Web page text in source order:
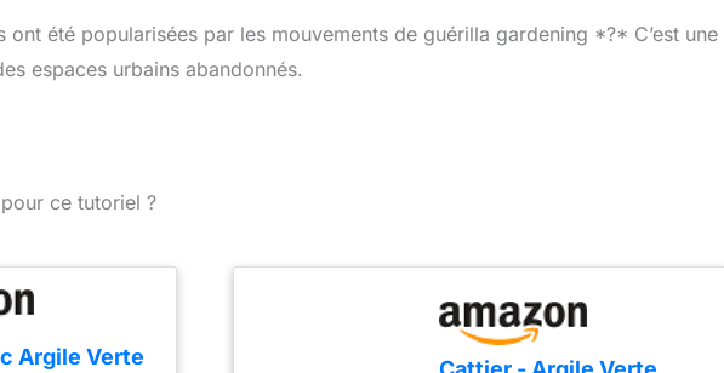
été popularisées par les mouvements de guérilla gardening *?* C’est une
espaces urbains abandonnés.
ce tutoriel ?
Argile Verte